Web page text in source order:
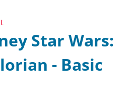
Star Wars:
- Basic